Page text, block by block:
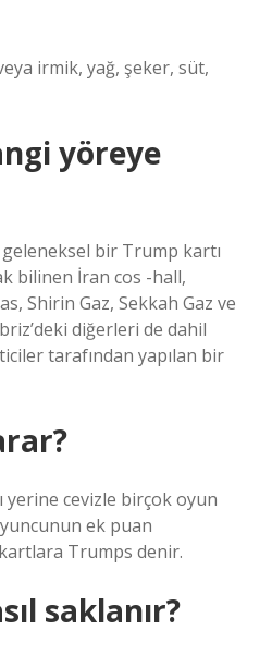
irmik, yağ, şeker, süt,
yöreye
bir Trump kartı
bilinen İran cos -hall,
Shirin Gaz, Sekkah Gaz ve
diğerleri de dahil
tarafından yapılan bir
yerine cevizle birçok oyun
ek puan
Trumps denir.
saklanır?